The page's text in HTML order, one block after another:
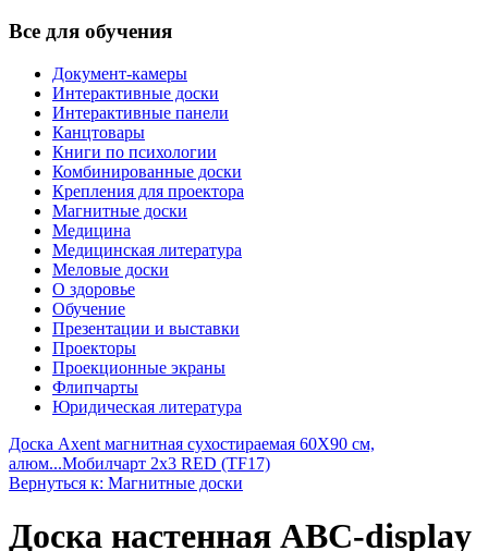
Все для обучения
Документ-камеры
Интерактивные доски
Интерактивные панели
Канцтовары
Книги по психологии
Комбинированные доски
Крепления для проектора
Магнитные доски
Медицина
Медицинская литература
Меловые доски
О здоровье
Обучение
Презентации и выставки
Проекторы
Проекционные экраны
Флипчарты
Юридическая литература
Доска Axent магнитная сухостираемая 60X90 см,
алюм...Мобилчарт 2х3 RED (TF17)
Вернуться к: Магнитные доски
Доска настенная ABC-display